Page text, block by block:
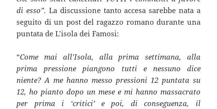
di esso”. La discussione tanto accesa sarebbe nata a
seguito di un post del ragazzo romano durante una
puntata de L’isola dei Famosi:
“Come mai all’Isola, alla prima settimana, alla
prima pressione piangono tutti e nessuno dice
niente? A me hanno messo pressioni 12 puntata su
12, ho pianto dopo un mese e mi hanno massacrato
per prima i ‘critici’ e poi, di conseguenza, il